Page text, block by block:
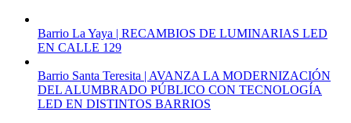
Barrio La Yaya | RECAMBIOS DE LUMINARIAS LED
EN CALLE 129
Barrio Santa Teresita | AVANZA LA MODERNIZACIÓN
DEL ALUMBRADO PÚBLICO CON TECNOLOGÍA
LED EN DISTINTOS BARRIOS